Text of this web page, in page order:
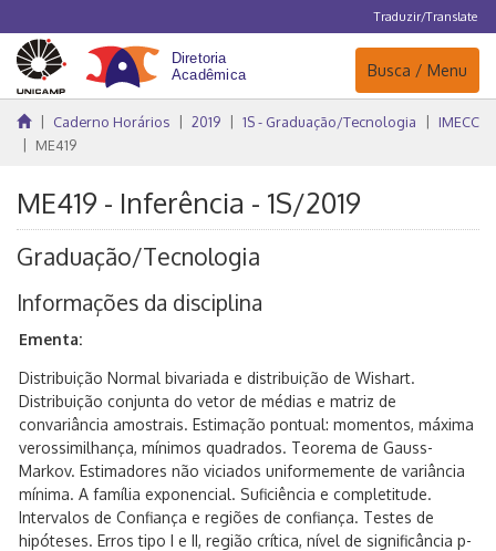
Traduzir/Translate
Navegação
Busca / Menu
Caderno Horários 2019 1S - Graduação/Tecnologia
IMECC
ME419
ME419 - Inferência - 1S/2019
Graduação/Tecnologia
Informações da disciplina
Ementa:
Distribuição Normal bivariada e distribuição de Wishart.
Distribuição conjunta do vetor de médias e matriz de
convariância amostrais. Estimação pontual: momentos, máxima
verossimilhança, mínimos quadrados. Teorema de Gauss-
Markov. Estimadores não viciados uniformemente de variância
mínima. A família exponencial. Suficiência e completitude.
Intervalos de Confiança e regiões de confiança. Testes de
hipóteses. Erros tipo I e II, região crítica, nível de significância p-